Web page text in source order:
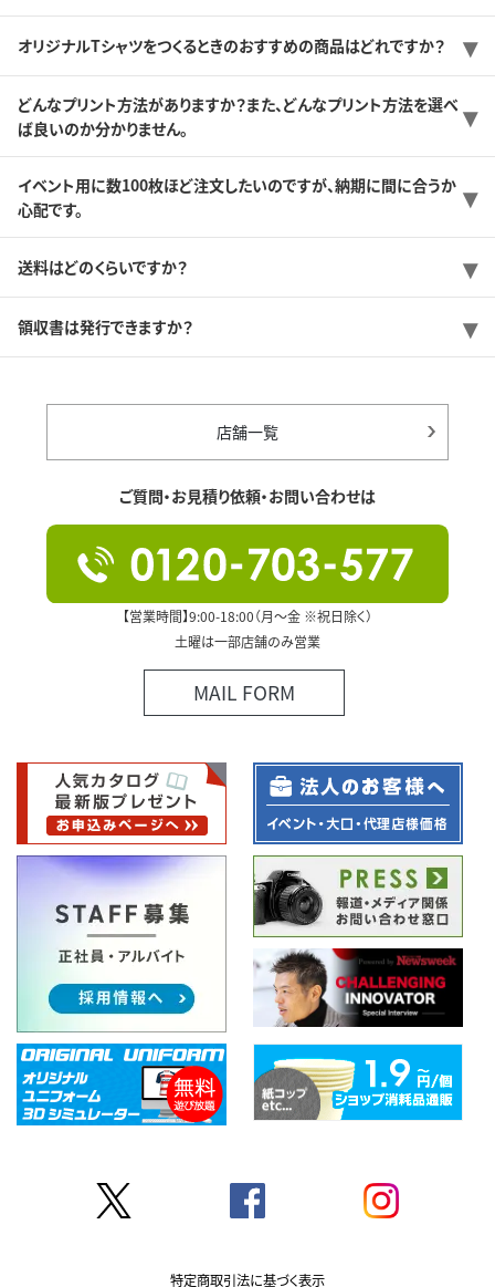
オリジナルTシャツをつくるときのおすすめの商品はどれですか？
どんなプリント方法がありますか？また、どんなプリント方法を選べ
ば良いのか分かりません。
イベント用に数100枚ほど注文したいのですが、納期に間に合うか
心配です。
送料はどのくらいですか？
領収書は発行できますか？
店舗一覧
ご質問・お見積り依頼・お問い合わせは
【営業時間】9:00-18:00（月～金 ※祝日除く）
土曜は一部店舗のみ営業
MAIL FORM
特定商取引法に基づく表示